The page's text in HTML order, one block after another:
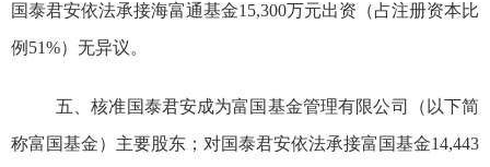
国泰君安依法承接海富通基金15,300万元出资（占注册资本比
例 51%）无异议。
五、核准国泰君安成为富国基金管理有限公司（以下简
称富国基金）主要股东；对国泰君安依法承接富国基金14,443